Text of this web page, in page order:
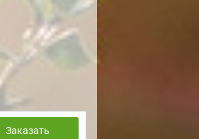
Заказать